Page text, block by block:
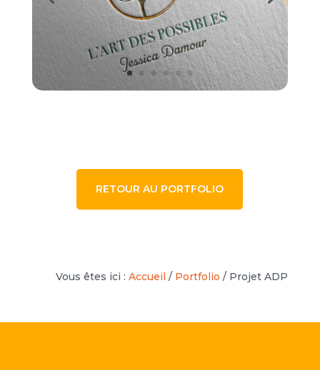
RETOUR AU PORTFOLIO
Vous êtes ici :Accueil / Portfolio / Projet ADP